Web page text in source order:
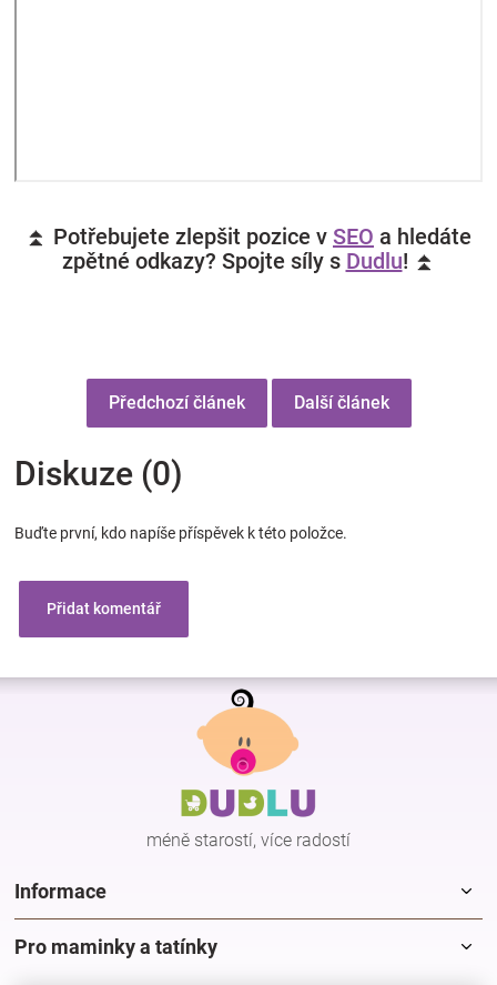
⏫ Potřebujete zlepšit pozice v SEO a hledáte
zpětné odkazy? Spojte síly s Dudlu! ⏫
Předchozí článek Další článek
Diskuze (0)
Buďte první, kdo napíše příspěvek k této položce.
Přidat komentář
Z
méně starostí, více radostí
Informace
Pro maminky a tatínky